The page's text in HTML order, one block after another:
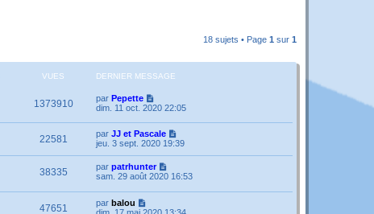
18 sujets • Page 1 sur 1
VUES DERNIER MESSAGE
1373910 par Pepette
dim. 11 oct. 2020 22:05
22581 par JJ et Pascale
jeu. 3 sept. 2020 19:39
38335 par patrhunter
sam. 29 août 2020 16:53
47651 par balou